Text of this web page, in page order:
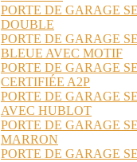
PORTE DE GARAGE
DOUBLE
PORTE DE GARAGE
BLEUE AVEC MOTIF
PORTE DE GARAGE
CERTIFIÉE A2P
PORTE DE GARAGE
AVEC HUBLOT
PORTE DE GARAGE
MARRON
PORTE DE GARAGE